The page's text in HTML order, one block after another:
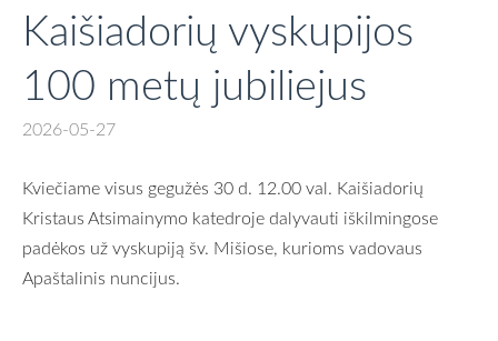
Kaišiadorių vyskupijos
100 metų jubiliejus
2026-05-27
Kviečiame visus gegužės 30 d. 12.00 val. Kaišiadorių
Kristaus Atsimainymo katedroje dalyvauti iškilmingose
padėkos už vyskupiją šv. Mišiose, kurioms vadovaus
Apaštalinis nuncijus.